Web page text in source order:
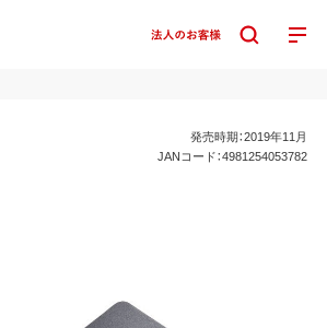
発売時期：2019年11月
JANコード：4981254053782